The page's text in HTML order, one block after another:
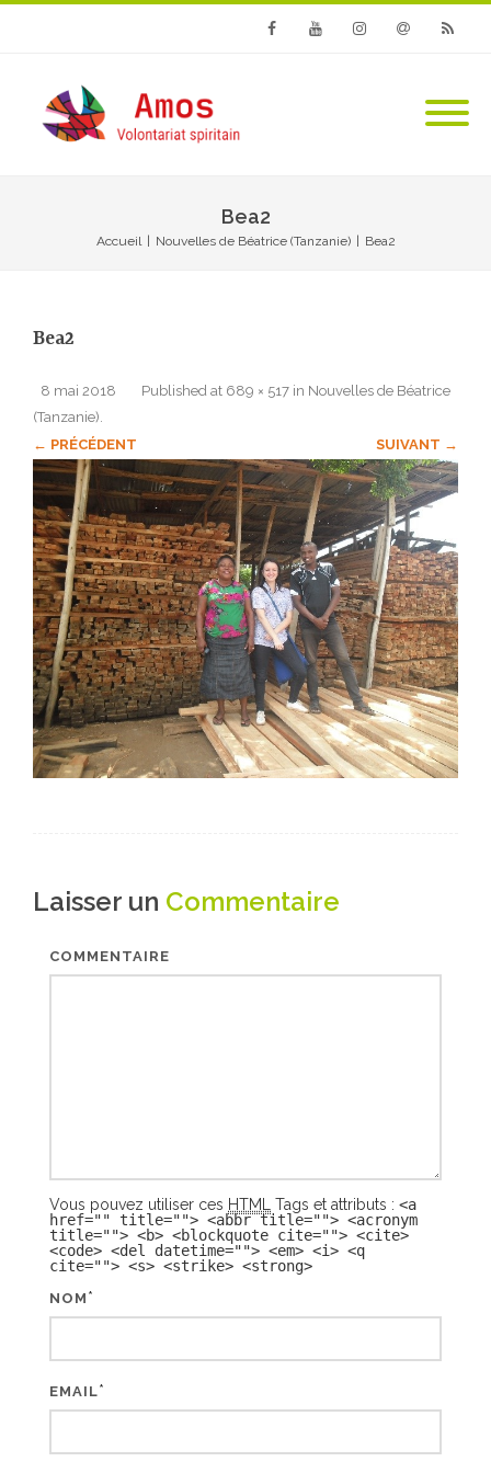
Bea2
Accueil Nouvelles de Béatrice (Tanzanie) Bea2
Bea2
Published
8 mai 2018 at 689 × 517 in Nouvelles de Béatrice
(Tanzanie)
← PRÉCÉDENT
SUIVANT →
Laisser un Commentaire
COMMENTAIRE
Vous pouvez utiliser ces HTML Tags et attributs : <a
href="" title=""> <abbr title=""> <acronym
title=""> <b> <blockquote cite=""> <cite>
<code> <del datetime=""> <em> <i> <q
cite=""> <s> <strike> <strong>
NOM *
EMAIL*